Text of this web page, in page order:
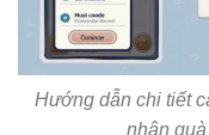
Hướng dẫn chi tiết
nhận